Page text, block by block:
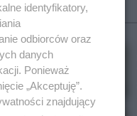
Polecane
identyfikatory,
odbiorców oraz
danych
Ponieważ
„Akceptuję”.
znajdujący